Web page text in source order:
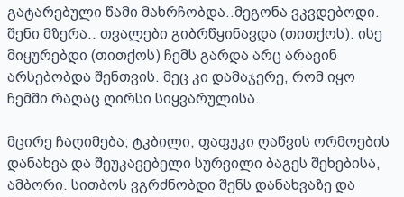
გატარებული წამი მახრჩობდა..მეგონა ვკვდებოდი.
შენი მზერა.. თვალები გიბრწყინავდა (თითქოს). ისე
მიყურებდი (თითქოს) ჩემს გარდა არც არავინ
არსებობდა შენთვის. მეც კი დამაჯერე, რომ იყო
ჩემში რაღაც ღირსი სიყვარულისა.
მცირე ჩაღიმება; ტკბილი, ფაფუკი ღაწვის ორმოების
დანახვა და შეუკავებელი სურვილი ბაგეს შეხებისა,
ამბორი. სითბოს ვგრძნობდი შენს დანახვაზე და